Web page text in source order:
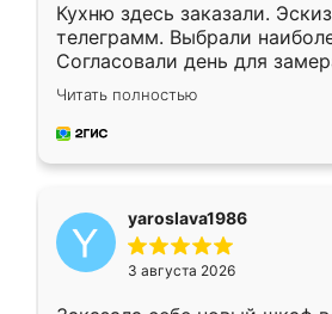
Кухню здесь заказали.
телеграмм. Выбрали
Согласовали день для
недели кухня была уже
довольны работой. Спасибо
мебель за качественную
Читать полностью
yaroslava1986
3 августа 2026